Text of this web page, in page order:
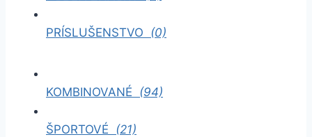
PRÍSLUŠENSTVO (0)
KOMBINOVANÉ (94)
ŠPORTOVÉ (21)